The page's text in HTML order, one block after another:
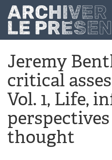
Aller au contenu principal
Jeremy
critical
Vol. 1, Life,
thought